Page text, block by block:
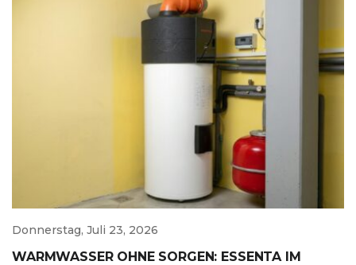
Donnerstag, Juli 23, 2026
WARMWASSER OHNE SORGEN: ESSENTA IM